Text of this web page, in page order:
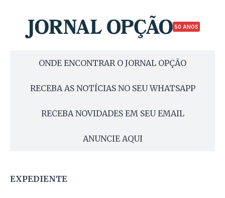
50 ANOS
ONDE ENCONTRAR O JORNAL OPÇÃO
RECEBA AS NOTÍCIAS NO SEU WHATSAPP
RECEBA NOVIDADES EM SEU EMAIL
ANUNCIE AQUI
EXPEDIENTE